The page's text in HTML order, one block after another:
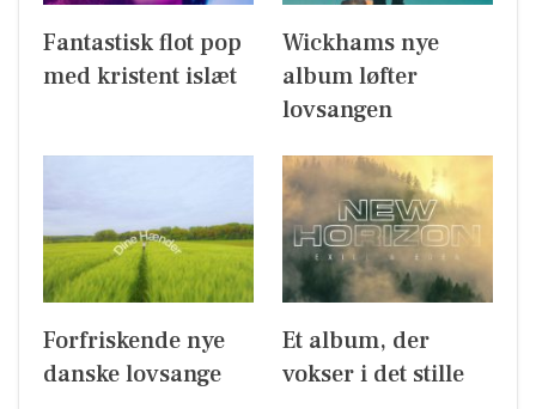
Fantastisk flot pop
med kristent islæt
Wickhams nye
album løfter
lovsangen
Forfriskende nye
danske lovsange
Et album, der
vokser i det stille